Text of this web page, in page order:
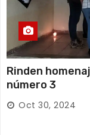
Rinden
número 3
Oct 30, 2024